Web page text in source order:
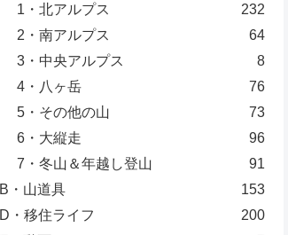
1・北アルプス
232
2・南アルプス
64
3・中央アルプス
8
4・八ヶ岳
76
5・その他の山
73
6・大縦走
96
7・冬山＆年越し登山
91
B・山道具
153
D・移住ライフ
200